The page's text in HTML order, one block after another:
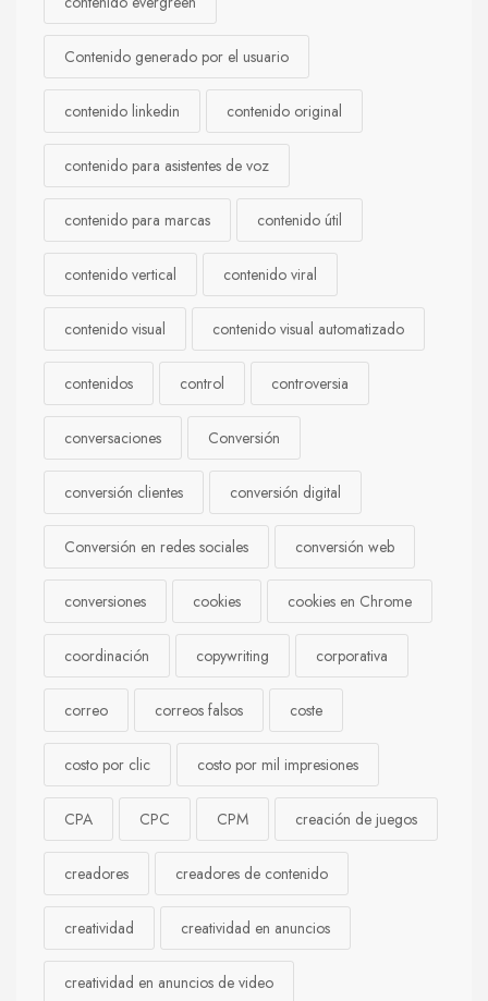
Contenido generado por el usuario
contenido linkedin contenido original
contenido para asistentes de voz
contenido para marcas contenido útil
contenido vertical contenido viral
contenido visual contenido visual automatizado
contenidos control controversia
conversaciones Conversión
conversión clientes conversión digital
Conversión en redes sociales conversión web
conversiones cookies cookies en Chrome
coordinación copywriting corporativa
correo correos falsos coste
costo por clic costo por mil impresiones
CPA CPC CPM creación de juegos
creadores creadores de contenido
creatividad creatividad en anuncios
creatividad en anuncios de video